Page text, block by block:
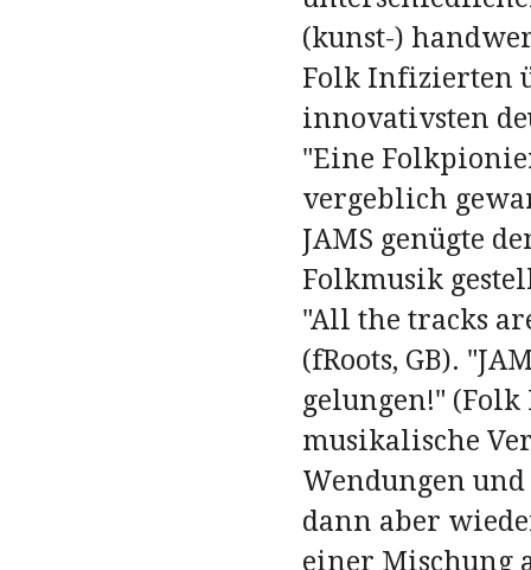
(kunst-)
Folk Infizierten
innovativsten
"Eine
vergeblich
JAMS genügte
Folkmusik
"All the tracks
(fRoots, GB).
gelungen!"
musikalische
Wendungen
dann aber
einer Mischung